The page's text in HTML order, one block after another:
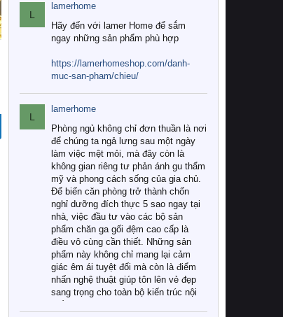
L
lamerhome
Hãy đến với lamer Home để sắm
ngay những sản phẩm phù hợp
https://lamerhomeshop.com/danh-
muc-san-pham/chieu/
L
lamerhome
Phòng ngủ không chỉ đơn thuần là nơi
để chúng ta ngả lưng sau một ngày
làm việc mệt mỏi, mà đây còn là
không gian riêng tư phản ánh gu thẩm
mỹ và phong cách sống của gia chủ.
Để biến căn phòng trở thành chốn
nghỉ dưỡng đích thực 5 sao ngay tại
nhà, việc đầu tư vào các bộ sản
phẩm chăn ga gối đệm cao cấp là
điều vô cùng cần thiết. Những sản
phẩm này không chỉ mang lại cảm
giác êm ái tuyệt đối mà còn là điểm
nhấn nghệ thuật giúp tôn lên vẻ đẹp
sang trọng cho toàn bộ kiến trúc nội